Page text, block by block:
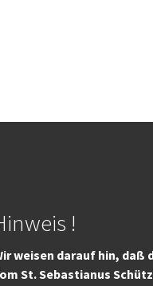
!
weisen darauf hin, daß
St. Sebastianus